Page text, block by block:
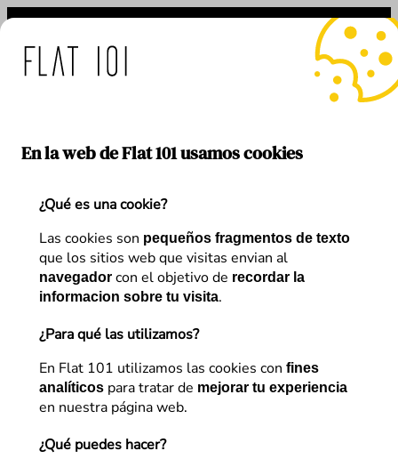
En la web de Flat 101 usamos cookies
¿Qué es una cookie?
Las cookies son pequeños fragmentos de texto
que los sitios web que visitas envian al
navegador con el objetivo de recordar la
informacion sobre tu visita.
¿Para qué las utilizamos?
En Flat 101 utilizamos las cookies con fines
analíticos para tratar de mejorar tu experiencia
en nuestra página web.
¿Qué puedes hacer?
Saltar
contenido